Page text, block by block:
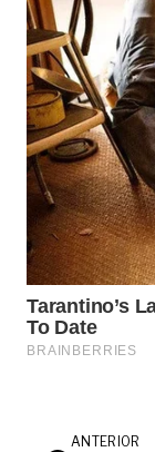
ANTERIOR